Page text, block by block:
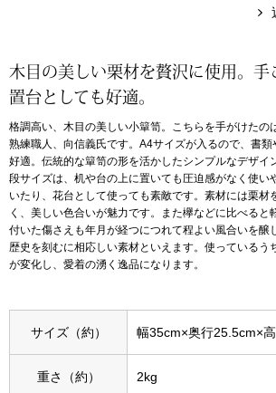
アクセサリー
ン雑貨
木目の美しい栗材を贅沢に使用。手
置台としても好適。
格調高い、木目の美しい小簞笥。こちらを手がけたの
熟練職人、向信義氏です。A4サイズが入るので、書
好適。伝統的な簞笥の形を活かしたシンプルなデザイ
段サイズは、机や台の上に置いても圧迫感がなく使い
いたり、花台として使っても素敵です。素材には栗材
く、美しい色合いが魅力です。また欅などに比べると
付いた傷さえも年月が経つにつれて程よい風合いを醸
歴史を刻むに相応しい素材といえます。使っているう
が変化し、愛着の湧く逸品になります。
サイズ（約） 幅35cm×奥行25.5cm×
重さ（約） 2kg